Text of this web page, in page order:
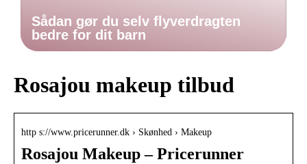
Sådan gør du selv flyverdragten
bedre for dit barn
Rosajou makeup tilbud
http s://www.pricerunner.dk › Skønhed › Makeup
Rosajou Makeup – Pricerunner